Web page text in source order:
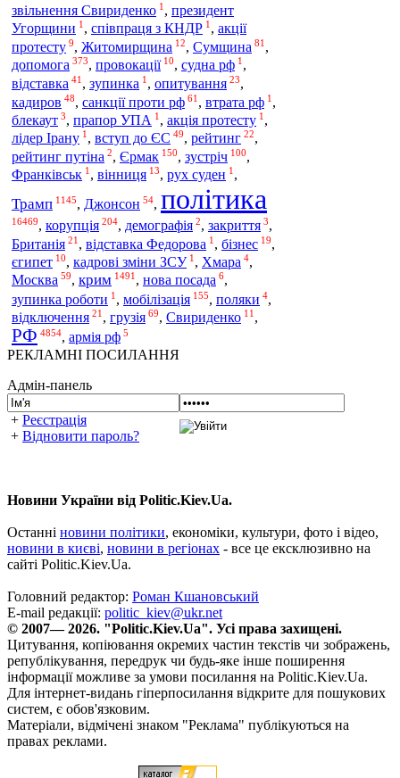
звільнення Свириденко 1 , президент
Угорщини 1 , співпраця з КНДР 1 , акції
протесту 9, Житомирщина 12, Сумщина 81 ,
допомога 373, провокації 10, судна рф 1 ,
відставка 41 , зупинка 1 , опитування 23,
кадиров 48, санкції проти рф 61 , втрата рф 1 ,
блекаут 3, прапор УПА 1 , акція протесту 1 ,
лідер Ірану 1 , вступ до ЄС 49, рейтинг 22,
рейтинг путіна 2, Єрмак 150, зустріч 100,
Франківськ 1 , вінниця 13, рух суден 1 ,
Трамп 1145, Джонсон 54, політика
16469, корупція 204, демографія 2, закриття 3,
Британія 21 , відставка Федорова 1 , бізнес 19,
єгипет 10, кадрові зміни ЗСУ 1 , Хмара 4,
Москва 59, крим 1491 , нова посада 6,
зупинка роботи 1 , мобілізація 155, поляки 4,
відключення 21 , грузія 69, Свириденко 11 ,
РФ 4854, армія рф 5
РЕКЛАМНІ ПОСИЛАННЯ
Адмін-панель
+ Реєстрація
+ Відновити пароль?
Новини України від Politic.Kiev.Ua.
Останні новини політики, економіки, культури, фото і відео,
новини в києві, новини в регіонах - все це ексклюзивно на
сайті Politic.Kiev.Ua.
Головний редактор: Роман Кшановський
E-mail редакції: politic_kiev@ukr.net
© 2007— 2026. "Politic.Kiev.Ua". Усі права захищені.
Цитування, копіювання окремих частин текстів чи зображень,
републікування, передрук чи будь-яке інше поширення
інформації можливе за умови посилання на Politic.Kiev.Ua.
Для інтернет-видань гіперпосилання відкрите для пошукових
систем, є обов'язковим.
Матеріали, відмічені знаком "Реклама" публікуються на
правах реклами.